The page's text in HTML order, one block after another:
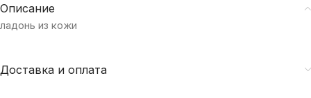
Описание
ладонь из кожи
Доставка и оплата